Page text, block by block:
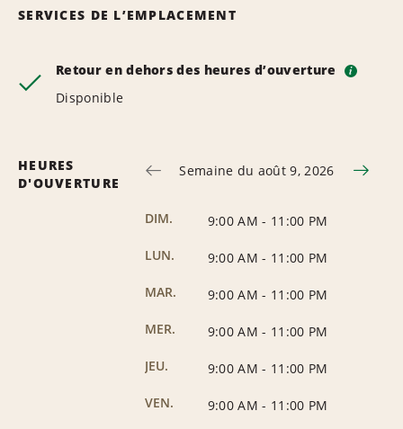
SERVICES DE L’EMPLACEMENT
Retour en dehors des heures d’ouverture i
Disponible
HEURES
D'OUVERTURE
Semaine du août 9, 2026
DIM. 9:00 AM - 11:00 PM
LUN.
9:00 AM - 11:00 PM
MAR.
9:00 AM - 11:00 PM
MER.
9:00 AM - 11:00 PM
JEU.
9:00 AM - 11:00 PM
VEN.
9:00 AM - 11:00 PM